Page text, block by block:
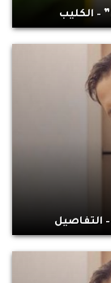
– الكليب
التفاصيل